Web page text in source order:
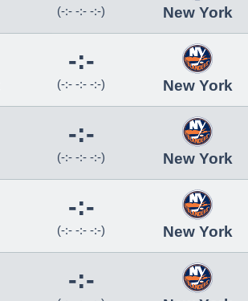
(-:- -:- -:-) New York
-:-
(-:- -:- -:-) New York
-:-
(-:- -:- -:-) New York
-:-
(-:- -:- -:-) New York
-:-